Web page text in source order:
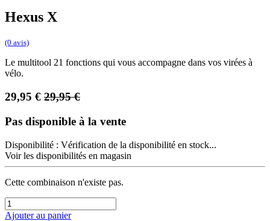
Hexus X
(0 avis)
Le multitool 21 fonctions qui vous accompagne dans vos virées à
vélo.
29,95 € 29,95€
Pas disponible à la vente
Disponibilité : Vérification de la disponibilité en stock...
Voir les disponibilités en magasin
Cette combinaison n'existe pas.
Ajouter au panier